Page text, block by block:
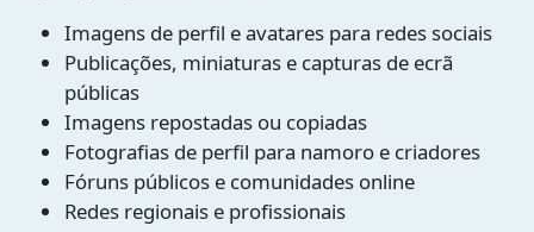
Imagens de perfil e avatares para redes sociais
Publicações, miniaturas e capturas de ecrã
públicas
Imagens repostadas ou copiadas
Fotografias de perfil para namoro e criadores
Fóruns públicos e comunidades online
Redes regionais e profissionais